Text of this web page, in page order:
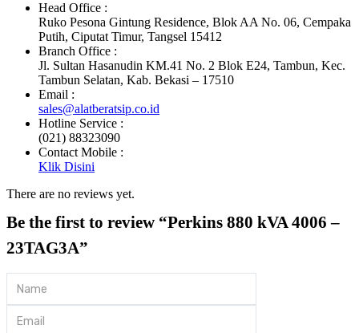
Head Office :
Ruko Pesona Gintung Residence, Blok AA No. 06, Cempaka
Putih, Ciputat Timur, Tangsel 15412
Branch Office :
Jl. Sultan Hasanudin KM.41 No. 2 Blok E24, Tambun, Kec.
Tambun Selatan, Kab. Bekasi – 17510
Email :
sales@alatberatsip.co.id
Hotline Service :
(021) 88323090
Contact Mobile :
Klik Disini
There are no reviews yet.
Be the first to review “Perkins 880 kVA 4006 –
23TAG3A”